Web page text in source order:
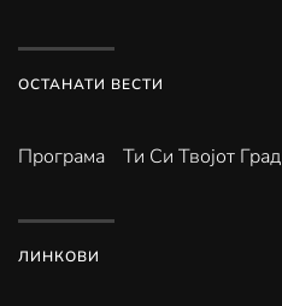
ОСТАНАТИ ВЕСТИ
Програма Ти Си Твојот Град
ЛИНКОВИ